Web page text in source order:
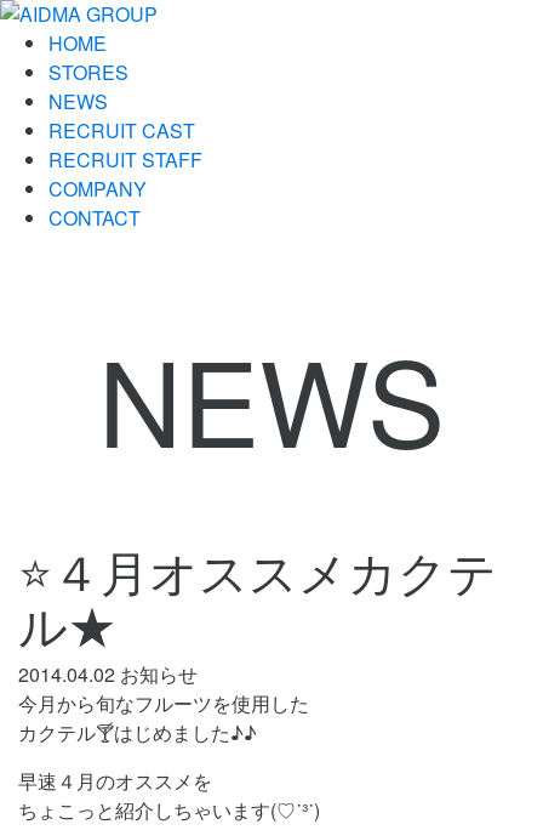
HOME
STORES
NEWS
RECRUIT CAST
RECRUIT STAFF
COMPANY
CONTACT
NEWS
⭐４月オススメカクテ
ル★
2014.04.02 お知らせ
今月から旬なフルーツを使用した
カクテル🍸はじめました♪♪
早速４月のオススメを
ちょこっと紹介しちゃいます(♡˙³˙)